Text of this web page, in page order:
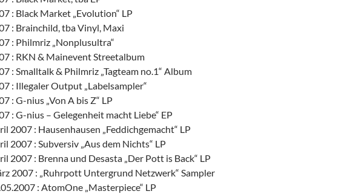
: Black Market „Evolution“ LP
: Brainchild, tba Vinyl, Maxi
: Philmriz „Nonplusultra“
: RKN & Mainevent Streetalbum
: Smalltalk & Philmriz „Tagteam no.1“ Album
: Illegaler Output „Labelsampler“
: G-nius „Von A bis Z“ LP
: G-nius – Gelegenheit macht Liebe“ EP
2007 : Hausenhausen „Feddichgemacht“ LP
2007 : Subversiv „Aus dem Nichts“ LP
2007 : Brenna und Desasta „Der Pott is Back“ LP
2007 : „Ruhrpott Untergrund Netzwerk“ Sampler
: AtomOne „Masterpiece“ LP